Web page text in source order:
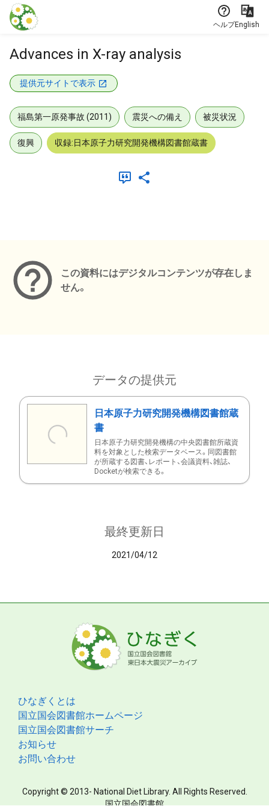
本文に飛ぶ
ヘルプEnglish
Advances in X-ray analysis
提供元サイトで表示
福島第一原発事故 (2011) 震災への備え 被災状況
復興 収録:日本原子力研究開発機構図書館蔵書
この資料にはデジタルコンテンツが存在しま
せん。
データの提供元
日本原子力研究開発機構図書館蔵
書
日本原子力研究開発機構の中央図書館所蔵資
料を対象とした検索データベース。同図書館
が所蔵する図書、レポート、会議資料、雑誌、
Docketが検索できる。
最終更新日
2021/04/12
ひなぎくとは
国立国会図書館ホームページ
国立国会図書館サーチ
お知らせ
お問い合わせ
Copyright © 2013- National Diet Library. All Rights Reserved.